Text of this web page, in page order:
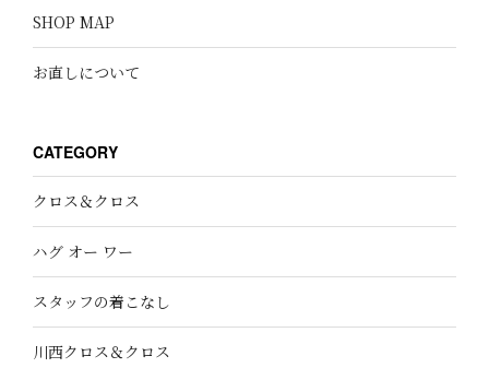
SHOP MAP
お直しについて
CATEGORY
クロス＆クロス
ハグ オー ワー
スタッフの着こなし
川西クロス＆クロス